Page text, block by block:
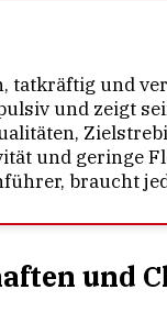
tatkräftig und
und zeigt
und geringe
braucht
und